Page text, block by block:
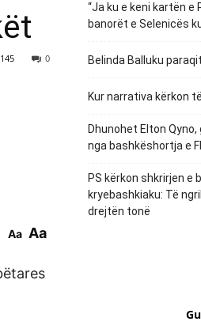
0
Aa Aa
“Ja ku e keni kartën e
banorët e Selenicës
Belinda Balluku
Kur narrativa kërkon
Dhunohet Elton
nga bashkëshortja e
PS kërkon shkrirjen e
kryebashkiaku: Të
drejtën tonë